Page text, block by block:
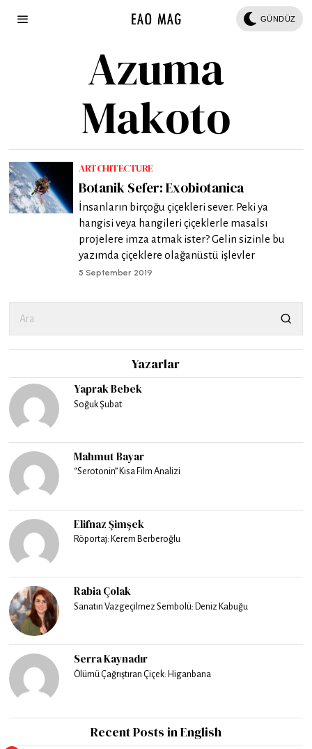
GÜNDÜZ
Azuma
Makoto
ARTCHITECTURE
Botanik Sefer: Exobiotanica
İnsanların birçoğu çiçekleri sever. Peki ya
hangisi veya hangileri çiçeklerle masalsı
projelere imza atmak ister? Gelin sizinle bu
yazımda çiçeklere olağanüstü işlevler
5 September 2019
Yazarlar
Yaprak Bebek
Soğuk Şubat
Mahmut Bayar
“Serotonin” Kısa Film Analizi
Elifnaz Şimşek
Röportaj: Kerem Berberoğlu
Rabia Çolak
Sanatın Vazgeçilmez Sembolü: Deniz Kabuğu
Serra Kaynadır
Ölümü Çağrıştıran Çiçek: Higanbana
Recent Posts in English